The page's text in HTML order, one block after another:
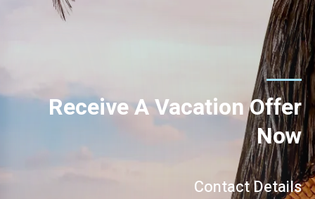
Receive A Vacation Offer
Now
Contact Details